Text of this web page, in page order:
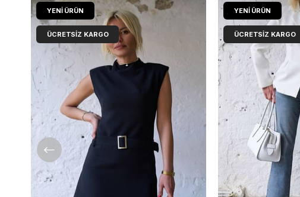
YENI ÜRÜN
ÜCRETSIZ KARGO
YENI ÜRÜN
ÜCRETSIZ KARGO